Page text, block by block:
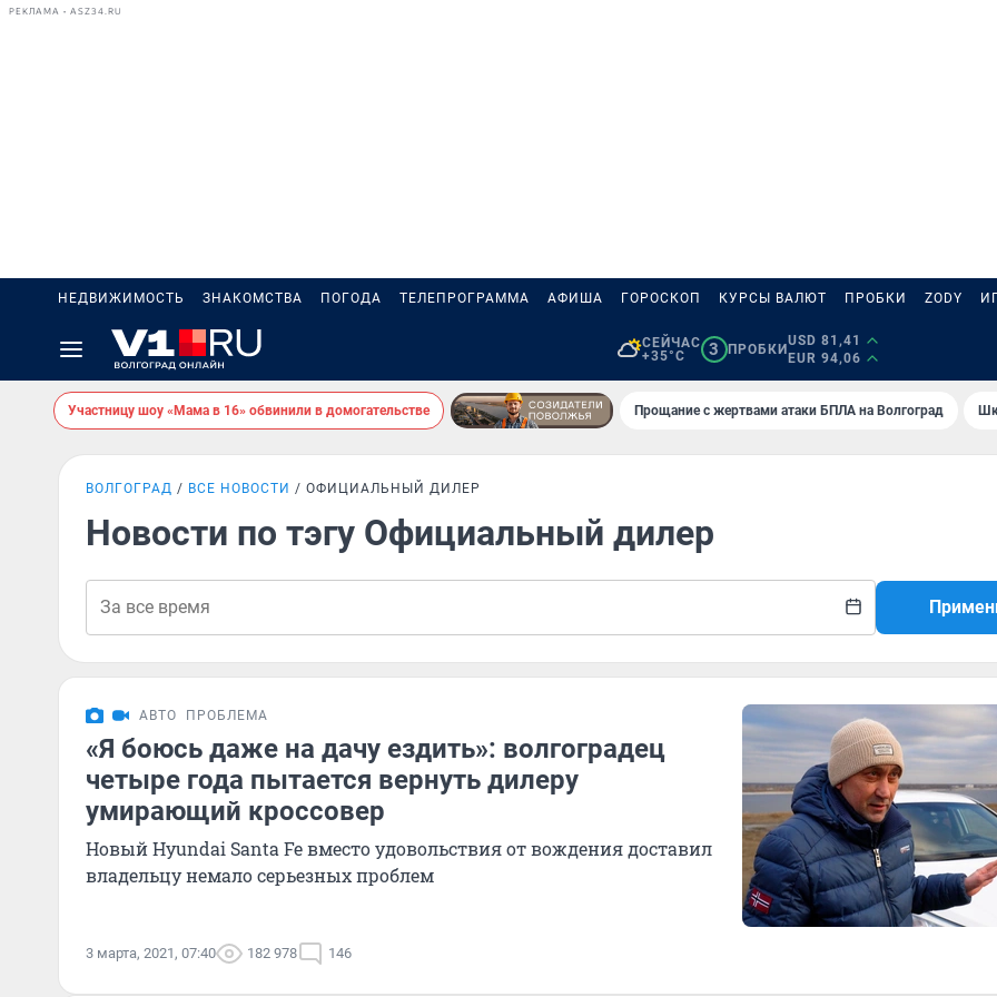
РЕКЛАМА • ASZ34.RU
НЕДВИЖИМОСТЬ ЗНАКОМСТВА ПОГОДА ТЕЛЕПРОГРАММА АФИША ГОРОСКОП КУРСЫ ВАЛЮТ ПРОБКИ ZODY
СЕЙЧАС
+35°C
3 ПРОБКИ
USD 81,41
EUR 94,06
Участницу шоу «Мама в 16» обвинили в домогательстве Прощание с жертвами атаки БПЛА на Волгоград
ВОЛГОГРАД ВСЕ НОВОСТИ ОФИЦИАЛЬНЫЙ ДИЛЕР
Новости по тэгу Официальный дилер
АВТО ПРОБЛЕМА
«Я боюсь даже на дачу ездить»: волгоградец
четыре года пытается вернуть дилеру
умирающий кроссовер
Новый Hyundai Santa Fe вместо удовольствия от вождения доставил
владельцу немало серьезных проблем
3 марта, 2021, 07:40 182 978 146